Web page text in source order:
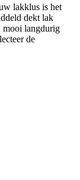
lakklus is het
dekt lak
mooi langdurig
de